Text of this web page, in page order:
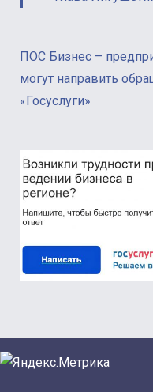
ПОС Бизнес –
могут направить
«Госуслуги»